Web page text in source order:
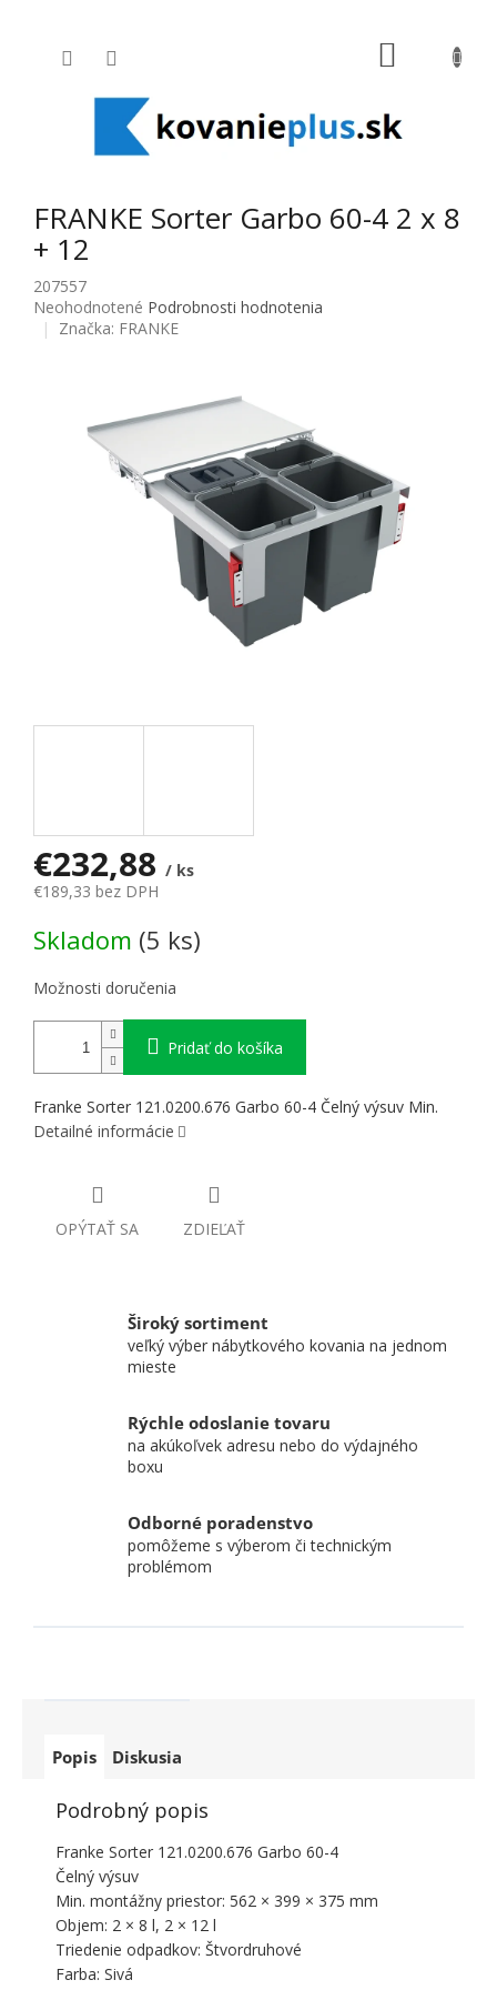
FRANKE Sorter Garbo 60-4 2 x 8
+ 12
207557
Priemerné hodnotenie produktu je 0,0 z 5 hviezdičiek.
Neohodnotené Podrobnosti hodnotenia
Značka: FRANKE
€232,88 / ks
€189,33 bez DPH
Skladom (5 ks)
Možnosti doručenia
Pridať do košíka
Franke Sorter 121.0200.676 Garbo 60-4 Čelný výsuv Min.
Detailné informácie
OPÝTAŤ SA ZDIEĽAŤ
Široký sortiment
veľký výber nábytkového kovania na jednom
mieste
Rýchle odoslanie tovaru
na akúkoľvek adresu nebo do výdajného
boxu
Odborné poradenstvo
pomôžeme s výberom či technickým
problémom
Popis Diskusia
Podrobný popis
Franke Sorter 121.0200.676 Garbo 60-4
Čelný výsuv
Min. montážny priestor: 562 × 399 × 375 mm
Objem: 2 × 8 l, 2 × 12 l
Triedenie odpadkov: Štvordruhové
Farba: Sivá